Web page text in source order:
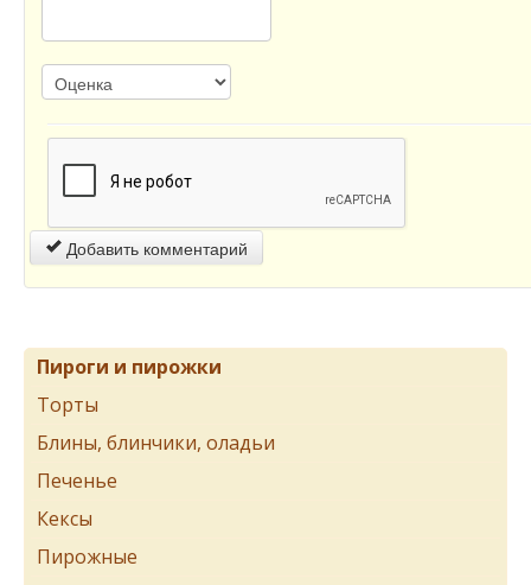
Добавить комментарий
Пироги и пирожки
Торты
Блины, блинчики, оладьи
Печенье
Кексы
Пирожные